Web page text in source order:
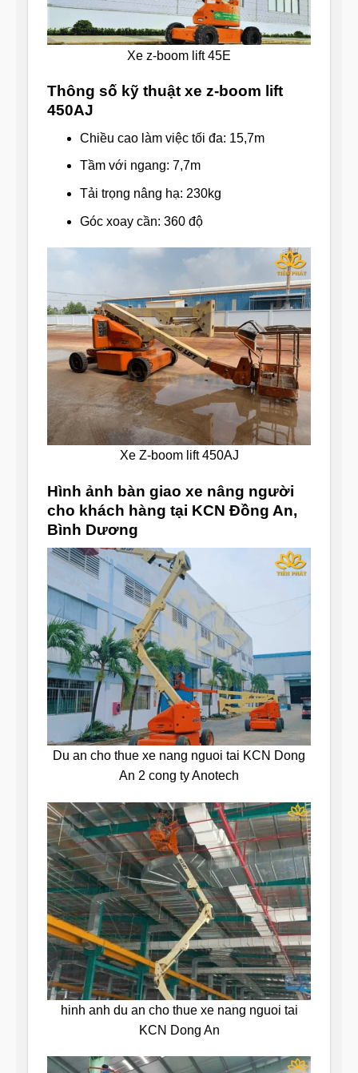
Xe z-boom lift 45E
Thông số kỹ thuật xe z-boom lift
450AJ
Chiều cao làm việc tối đa: 15,7m
Tầm với ngang: 7,7m
Tải trọng nâng hạ: 230kg
Góc xoay cần: 360 độ
Xe Z-boom lift 450AJ
Hình ảnh bàn giao xe nâng người
cho khách hàng tại KCN Đồng An,
Bình Dương
Du an cho thue xe nang nguoi tai KCN Dong
An 2 cong ty Anotech
hinh anh du an cho thue xe nang nguoi tai
KCN Dong An